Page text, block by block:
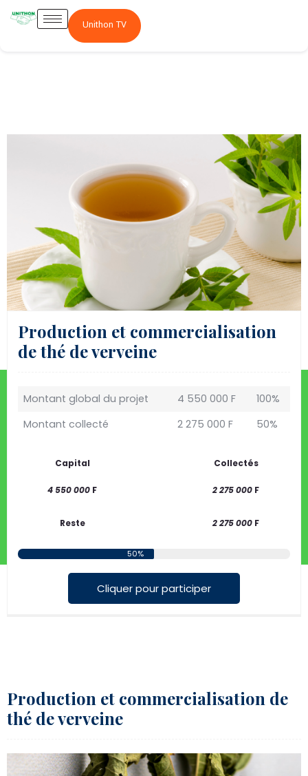
Unithon TV
Production et commercialisation
de thé de verveine
Montant global du projet 4 550 000 F
100%
Montant collecté
2 275 000 F 50%
Capital
4 550 000 F
Collectés
2 275 000 F
Reste 2 275 000 F
50%
Cliquer pour participer
Production et commercialisation de
thé de verveine​